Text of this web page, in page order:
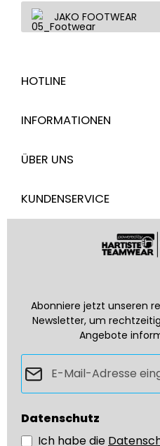
JAKO FOOTWEAR
HOTLINE
INFORMATIONEN
ÜBER UNS
KUNDENSERVICE
Abonniere jetzt unseren
Newsletter, um
Angebote
Datenschutz
Ich habe die